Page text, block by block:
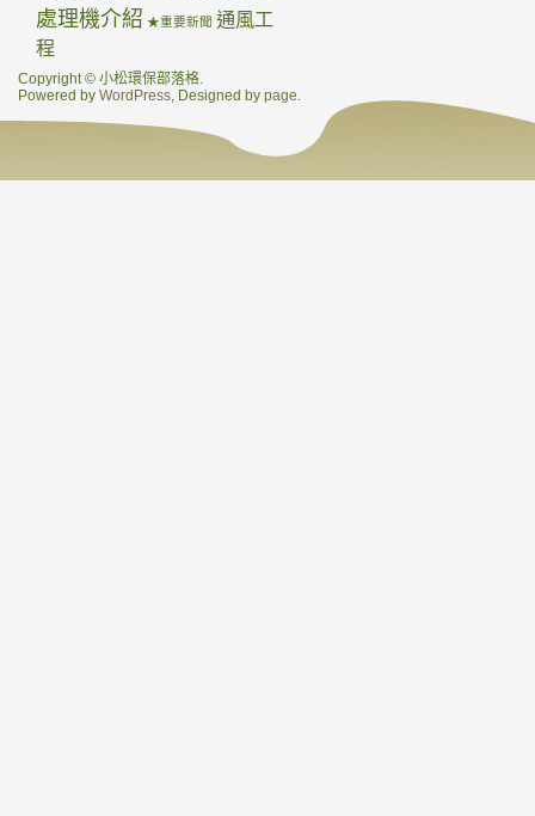
處理機介紹 ★重要新聞 通風工
程
Copyright © 小松環保部落格.
Powered by WordPress , Designed by page